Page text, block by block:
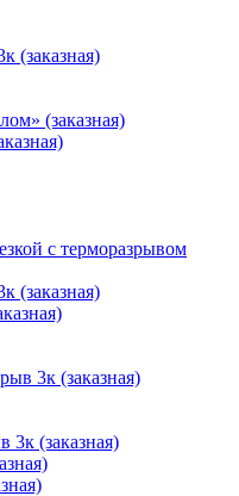
(заказная)
(заказная)
с терморазрывом
(заказная)
3к (заказная)
3к (заказная)